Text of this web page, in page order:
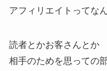
アフィリエイトってな
読者とかお客さんとか
相手のためを思っての